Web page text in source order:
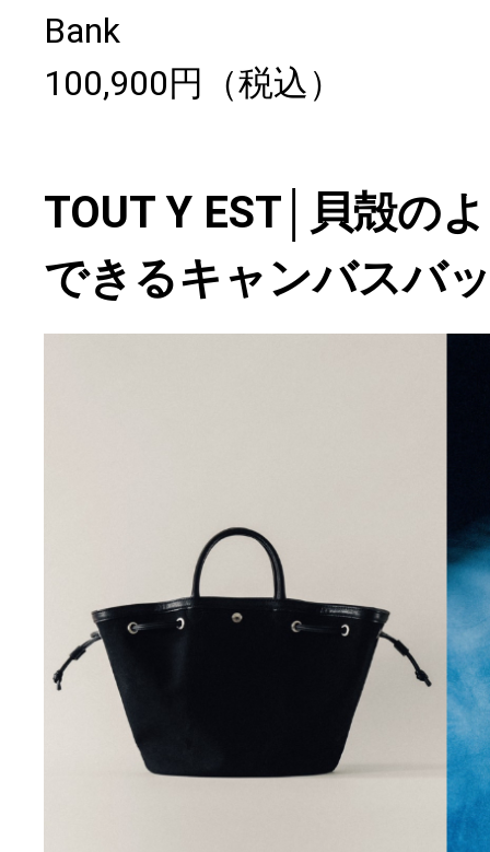
Bank
100,900円（税込）
TOUT Y EST│貝殻の
できるキャンバスバ